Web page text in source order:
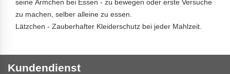
seine Ärmchen bei Essen - zu bewegen oder erste Versuche
zu machen, selber alleine zu essen.
Lätzchen - Zauberhafter Kleiderschutz bei jeder Mahlzeit.
Kundendienst